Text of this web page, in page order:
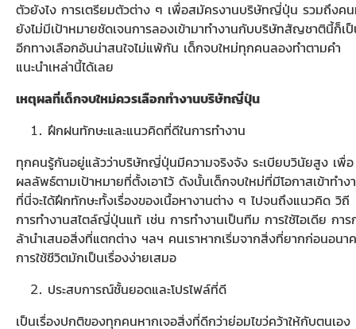
ตัวยังไง การเตรียมตัวต่าง ๆ เพื่อสมัครงานบริษัทญี่ปุ่น รวมถึงค
ยังไม่มีเป้าหมายชัดเจนการลองเข้ามาทำงานกับบริษัทสัญชาตินี้ก็เ
อีกทางเลือกอันน่าสนใจไม่แพ้กัน เด็กจบใหม่ทุกคนลองทำตามคำ
แนะนำเหล่านี้ได้เลย
เหตุผลที่เด็กจบใหม่ควรเลือกทำงานบริษัทญี่ปุ่น
ฝึกฝนทักษะและแนวคิดที่ดีในการทำงาน
ทุกคนรู้กันอยู่แล้วว่าบริษัทญี่ปุ่นมีความจริงจัง ระเบียบวินัยสูง เพื่อ
ผลลัพธ์ตามเป้าหมายที่ตั้งเอาไว้ ดังนั้นเด็กจบใหม่ที่มีโอกาสเข้าทำง
ที่นี่จะได้ฝึกทักษะทั้งเรื่องของเนื้อหางานต่าง ๆ ไปจนถึงแนวคิด วิถี
การทำงานสไตล์ญี่ปุ่นแท้ เช่น การทำงานเป็นทีม การใช้ไอเดีย การ
ล้านำเสนอสิ่งที่แตกต่าง ฯลฯ คนเราหากเริ่มจากสิ่งที่ยากก่อนอนา
การใช้ชีวิตมักเป็นเรื่องง่ายเสมอ
ประสบการณ์ชั้นยอดและโปรไฟล์ที่ดี
เป็นเรื่องปกติของทุกคนหากเจอสิ่งที่ดีกว่าย่อมไขว่คว้าให้กับตนเอง